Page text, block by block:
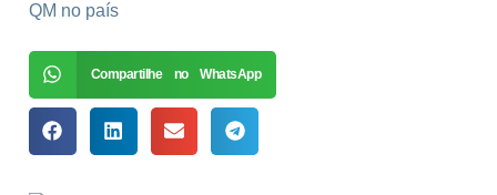
QM no país
Compartilhe no WhatsApp